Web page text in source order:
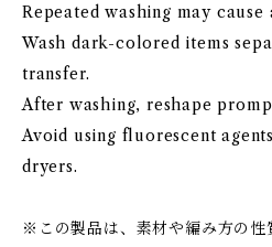
Repeated washing may cause
Wash dark-colored items
transfer.
After washing, reshape
Avoid using fluorescent
dryers.
※この製品は、素材や編み方の性